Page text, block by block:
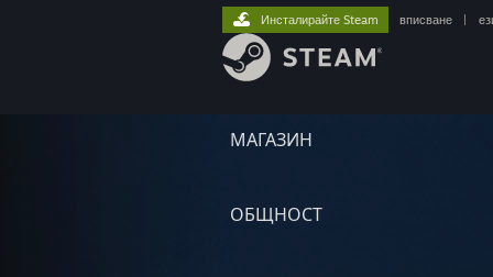
МАГАЗИН
ОБЩНОСТ
Инсталирайте Steam вписване